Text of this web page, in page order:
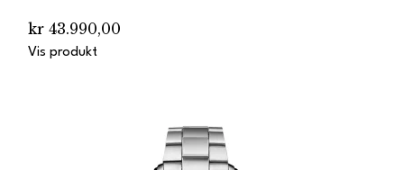
kr 43.990,00
Vis produkt